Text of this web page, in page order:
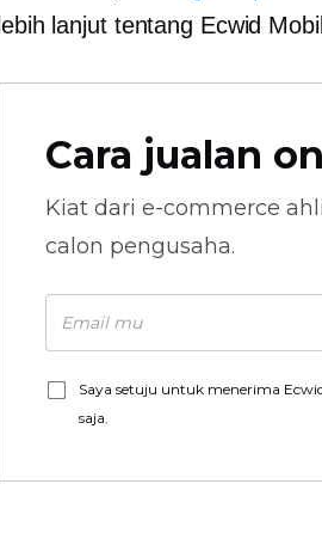
lebih lanjut tentang Ecwid
Cara jualan
Kiat dari e-commerce
calon pengusaha.
Saya setuju untuk menerima
saja.